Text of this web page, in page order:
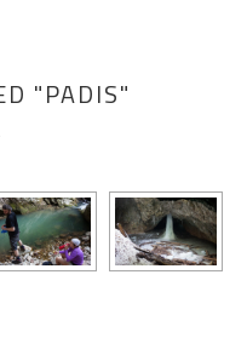
"PADIS"